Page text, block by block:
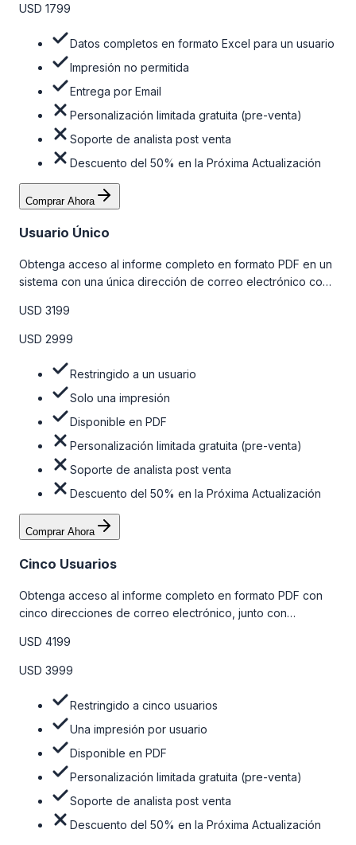
USD 1799
Datos completos en formato Excel para un usuario
Impresión no permitida
Entrega por Email
Personalización limitada gratuita (pre-venta)
Soporte de analista post venta
Descuento del 50% en la Próxima Actualización
Comprar Ahora
Usuario Único
Obtenga acceso al informe completo en formato PDF en un
sistema con una única dirección de correo electrónico con
la tabla de precios a continuación.
USD 3199
USD 2999
Restringido a un usuario
Solo una impresión
Disponible en PDF
Personalización limitada gratuita (pre-venta)
Soporte de analista post venta
Descuento del 50% en la Próxima Actualización
Comprar Ahora
Cinco Usuarios
Obtenga acceso al informe completo en formato PDF con
cinco direcciones de correo electrónico, junto con
venta y el soporte post-venta de nuestros analistas. Para
obtener más información, consulte la tabla de precios a
USD 4199
USD 3999
Restringido a cinco usuarios
Una impresión por usuario
Disponible en PDF
Personalización limitada gratuita (pre-venta)
Soporte de analista post venta
Descuento del 50% en la Próxima Actualización